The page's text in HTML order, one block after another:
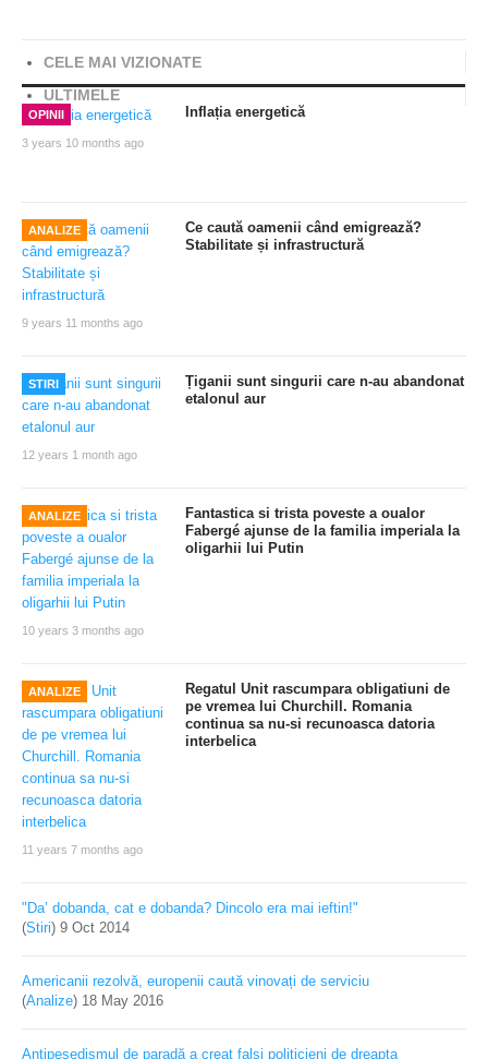
CELE MAI VIZIONATE
ULTIMELE
OPINII
3 years 10 months ago
Inflația energetică
ANALIZE
9 years 11 months ago
Ce caută oamenii când emigrează?
Stabilitate și infrastructură
STIRI
12 years 1 month ago
Țiganii sunt singurii care n-au abandonat
etalonul aur
ANALIZE
10 years 3 months ago
Fantastica si trista poveste a oualor
Fabergé ajunse de la familia imperiala la
oligarhii lui Putin
ANALIZE
11 years 7 months ago
Regatul Unit rascumpara obligatiuni de
pe vremea lui Churchill. Romania
continua sa nu-si recunoasca datoria
interbelica
"Da’ dobanda, cat e dobanda? Dincolo era mai ieftin!"
(Stiri) 9 Oct 2014
Americanii rezolvă, europenii caută vinovați de serviciu
(Analize) 18 May 2016
Antipesedismul de paradă a creat falşi politicieni de dreapta